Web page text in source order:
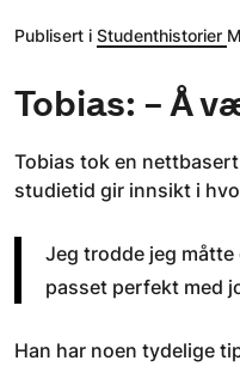
Publisert i Studenthistorier
Tobias: – Å
Tobias tok en
studietid gir innsikt i
Jeg trodde jeg
passet perfekt med
Han har noen tydelige